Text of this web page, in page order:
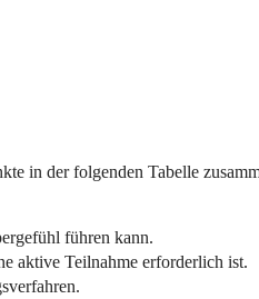
in der folgenden Tabelle
führen kann.
aktive Teilnahme erforderlich ist.